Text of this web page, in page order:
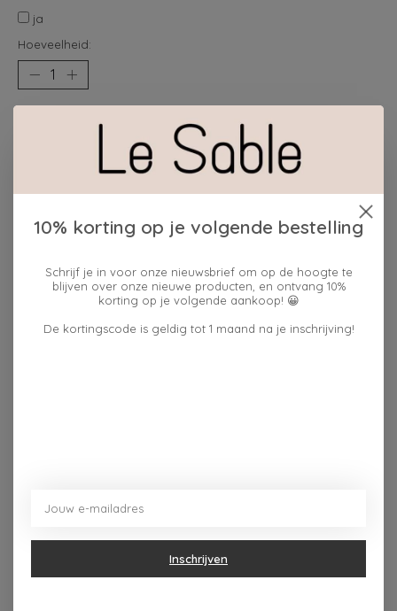
ja
Hoeveelheid:
Toevoegen aan winkelwagen
Plaats bestelling
Toevoegen om te vergelijken
Reviews (0)
sterren op basis van0
Je beoordeling toevoegen
10% korting op je volgende bestelling
Schrijf je in voor onze nieuwsbrief om op de hoogte te
blijven over onze nieuwe producten, en ontvang 10%
korting op je volgende aankoop! 😀
De kortingscode is geldig tot 1 maand na je inschrijving!
Inschrijven